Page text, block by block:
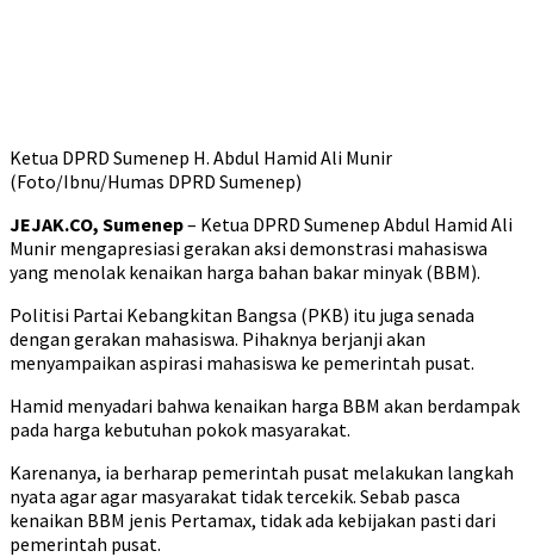
Ketua DPRD Sumenep H. Abdul Hamid Ali Munir
(Foto/Ibnu/Humas DPRD Sumenep)
JEJAK.CO, Sumenep– Ketua DPRD Sumenep Abdul Hamid Ali
Munir mengapresiasi gerakan aksi demonstrasi mahasiswa
yang menolak kenaikan harga bahan bakar minyak (BBM).
Politisi Partai Kebangkitan Bangsa (PKB) itu juga senada
dengan gerakan mahasiswa. Pihaknya berjanji akan
menyampaikan aspirasi mahasiswa ke pemerintah pusat.
Hamid menyadari bahwa kenaikan harga BBM akan berdampak
pada harga kebutuhan pokok masyarakat.
Karenanya, ia berharap pemerintah pusat melakukan langkah
nyata agar agar masyarakat tidak tercekik. Sebab pasca
kenaikan BBM jenis Pertamax, tidak ada kebijakan pasti dari
pemerintah pusat.